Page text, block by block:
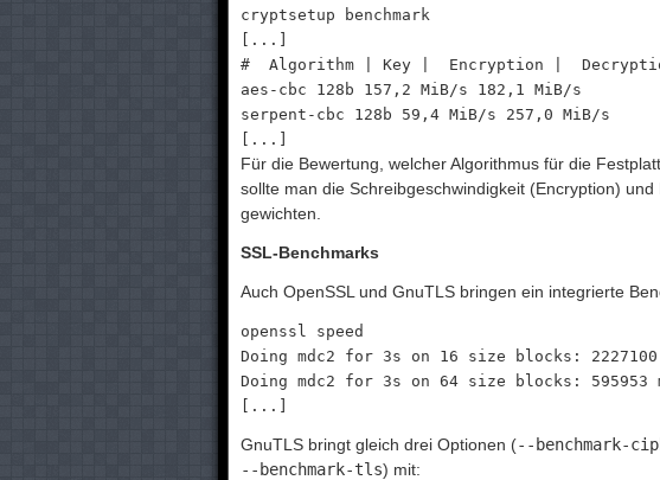
cryptsetup benchmark
[...]
# Algorithm | Key | Encryption |
aes-cbc 128b 157,2 MiB/s 182,1 MiB/s
serpent-cbc 128b 59,4 MiB/s 257,0 MiB/s
[...]
Für die Bewertung, welcher Algorithmus für die
sollte man die Schreibgeschwindigkeit (Encryption)
gewichten.
SSL-Benchmarks
Auch OpenSSL und GnuTLS bringen ein integrierte
openssl speed
Doing mdc2 for 3s on 16 size blocks:
Doing mdc2 for 3s on 64 size blocks: 595953
[...]
GnuTLS bringt gleich drei Optionen (--benchmark-
--benchmark-tls) mit: